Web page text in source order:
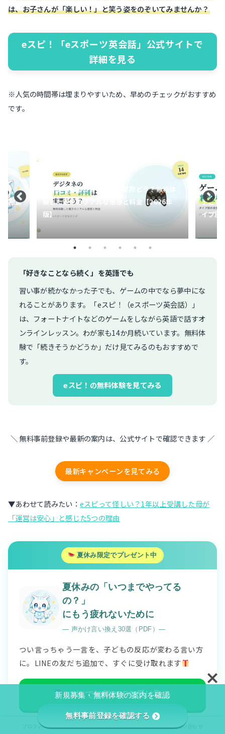
は、お子さんが「楽しい！」と笑う姿をのぞいてみませんか？
eスピ！「eスポーツ英会話」公式サイトで
詳細を見る
※人気の時間帯は埋まりやすいため、早めのチェックがおすすめ
です。
料体
年
子どものゲームコーチングの料金相場は？タ
イプ別の目安と選び方を親目線で解説
eスポ
めどき
「好きなことなら続く」を英語でも
習い事が続かなかった子でも、ゲームの中でなら夢中にな
れることがあります。「eスピ！（eスポーツ英会話）」
は、フォートナイトなどのゲームをしながら英語で話すオ
ンラインレッスン。わが家も14か月続いています。無料体
験で「続きそうかどうか」だけ見てみるのもおすすめで
す。
eスピ！の無料体験を見てみる
＼ 無料事前登録や最新の案内は、公式サイトで確認できます ／
最新キャンペーンを見てみる
▼あわせて読みたい： eスピって怪しい？1年以上受講した母が
「運営は安心」と感じた5つの理由
夏休み限定でプレゼント中
夏休みの「いつまでやってる
の？」
にもう疲れないために
― 声かけ言い換え30選（PDF）―
つい言っちゃう一言を、子どもの反応が変わる言い方
に。LINEの友だち追加で、すぐに受け取れます
LINEで無料PDFを受け取る
※友だち追加すると、あいさつメッセージですぐ届きます
プロフィール プライバシーポリシー/免責事項 お問い合わせ
新規募集・無料体験の案内を確認
無料事前登録を確認する